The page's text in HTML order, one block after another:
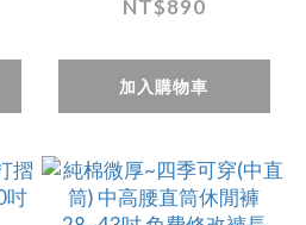
（28~43 吋）免費
改長
NT$890
加入購物車